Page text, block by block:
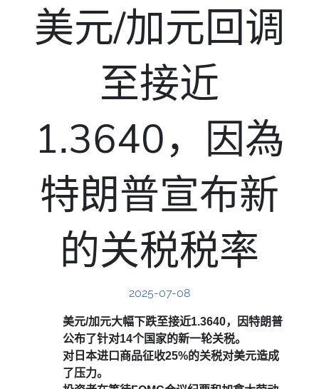
美元/加元回调
至接近
1.3640，因為
特朗普宣布新
的关税税率
2025-07-08
美元/加元大幅下跌至接近1.3640，因特朗普
公布了针对14个国家的新一轮关税。
对日本进口商品征收25%的关税对美元造成
了压力。